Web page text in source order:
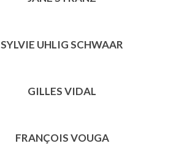
SYLVIE UHLIG SCHWAAR
GILLES VIDAL
FRANÇOIS VOUGA